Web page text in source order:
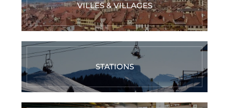
VILLES & VILLAGES
STATIONS